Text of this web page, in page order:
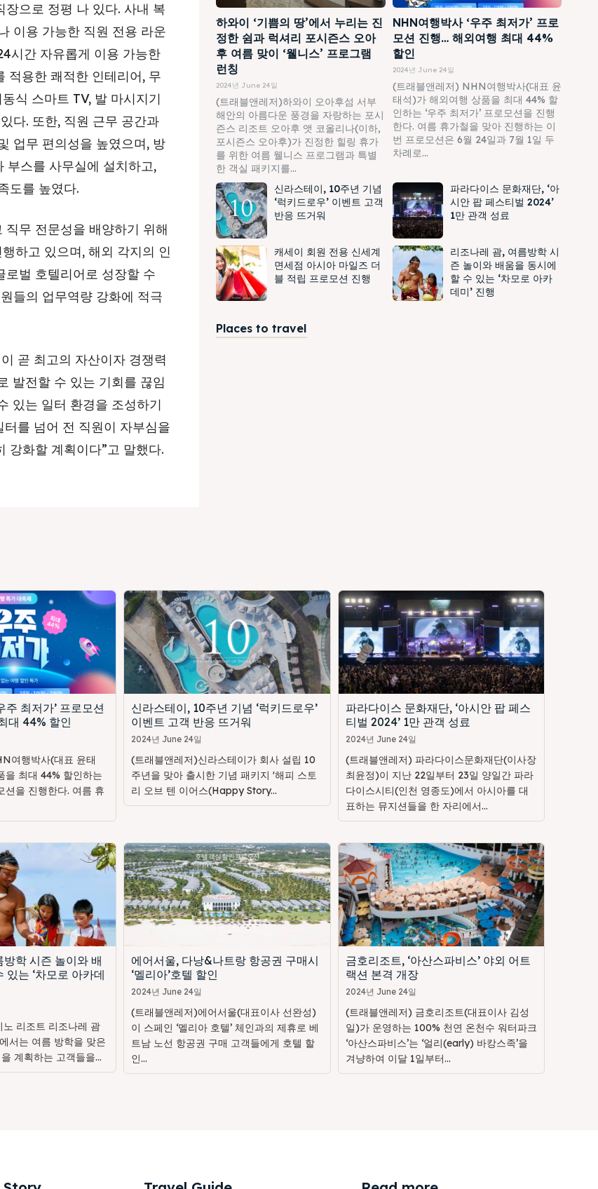
으로 정평 나 있다. 사내 복
이용 가능한 직원 전용 라운
시간 자유롭게 이용 가능한
적용한 쾌적한 인테리어, 무
식 스마트 TV, 발 마시지기
다. 또한, 직원 근무 공간과
업무 편의성을 높였으며, 방
부스를 사무실에 설치하고,
도를 높였다.
무 전문성을 배양하기 위해
하고 있으며, 해외 각지의 인
벌 호텔리어로 성장할 수
들의 업무역량 강화에 적극
곧 최고의 자산이자 경쟁력
발전할 수 있는 기회를 끊임
있는 일터 환경을 조성하기
를 넘어 전 직원이 자부심을
강화할 계획이다”고 말했다.
하와이 ‘기쁨의 땅’에서 누리는 진
정한 쉼과 럭셔리 포시즌스 오아
후 여름 맞이 ‘웰니스’ 프로그램
런칭
2024년 June 24일
(트래블앤레저)하와이 오아후섬 서부
해안의 아름다운 풍경을 자랑하는 포시
즌스 리조트 오아후 앳 코올리나(이하,
포시즌스 오아후)가 진정한 힐링 휴가
를 위한 여름 웰니스 프로그램과 특별
한 객실 패키지를...
NHN여행박사 ‘우주 최저가’ 프로
모션 진행… 해외여행 최대 44%
할인
2024년 June 24일
(트래블앤레저) NHN여행박사(대표 윤
태석)가 해외여행 상품을 최대 44% 할
인하는 ‘우주 최저가’ 프로모션을 진행
한다. 여름 휴가철을 맞아 진행하는 이
번 프로모션은 6월 24일과 7월 1일 두
차례로...
신라스테이, 10주년 기념
‘럭키드로우’ 이벤트 고객
반응 뜨거워
파라다이스 문화재단, ‘아
시안 팝 페스티벌 2024’
1만 관객 성료
캐세이 회원 전용 신세계
면세점 아시아 마일즈 더
블 적립 프로모션 진행
리조나레 괌, 여름방학 시
즌 놀이와 배움을 동시에
할 수 있는 ‘차모로 아카
데미’ 진행
Places to travel
주 최저가’ 프로모션
대 44% 할인
여행박사(대표 윤태
을 최대 44% 할인하는
션을 진행한다. 여름 휴
신라스테이, 10주년 기념 ‘럭키드로우’
이벤트 고객 반응 뜨거워
2024년 June 24일
(트래블앤레저)신라스테이가 회사 설립 10
주년을 맞아 출시한 기념 패키지 '해피 스토
리 오브 텐 이어스(Happy Story...
파라다이스 문화재단, ‘아시안 팝 페스
티벌 2024’ 1만 관객 성료
2024년 June 24일
(트래블앤레저) 파라다이스문화재단(이사장
최윤정)이 지난 22일부터 23일 양일간 파라
다이스시티(인천 영종도)에서 아시아를 대
표하는 뮤지션들을 한 자리에서...
학 시즌 놀이와 배
있는 ‘차모로 아카데
리조트 리조나레 괌
서는 여름 방학을 맞은
계획하는 고객들을...
에어서울, 다낭&나트랑 항공권 구매시
‘멜리아’호텔 할인
2024년 June 24일
(트래블앤레저)에어서울(대표이사 선완성)
이 스페인 ‘멜리아 호텔’ 체인과의 제휴로 베
트남 노선 항공권 구매 고객들에게 호텔 할
인...
금호리조트, ‘아산스파비스’ 야외 어트
랙션 본격 개장
2024년 June 24일
(트래블앤레저) 금호리조트(대표이사 김성
일)가 운영하는 100% 천연 온천수 워터파크
‘아산스파비스’는 ‘얼리(early) 바캉스족’을
겨냥하여 이달 1일부터...